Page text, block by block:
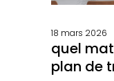
18 mars 2026
quel
plan de